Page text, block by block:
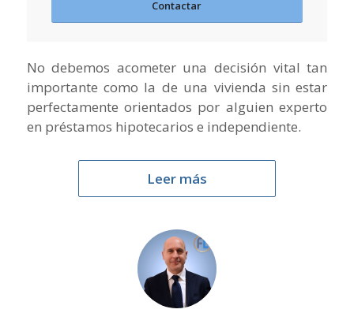
Contactar
No debemos acometer una decisión vital tan
importante como la de una vivienda sin estar
perfectamente orientados por alguien experto
en préstamos hipotecarios e independiente.
Leer más